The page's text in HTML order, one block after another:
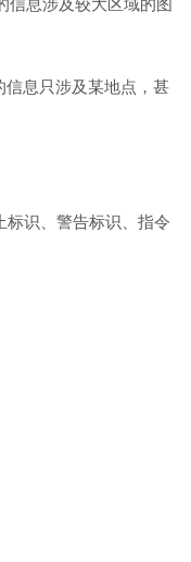
信息涉及较大区域的图
信息只涉及某地点，甚
标识、警告标识、指令